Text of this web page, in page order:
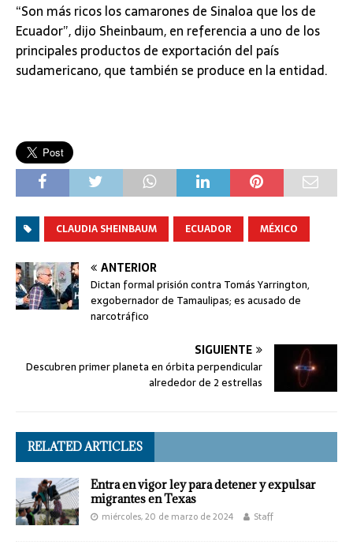
“Son más ricos los camarones de Sinaloa que los de
Ecuador”, dijo Sheinbaum, en referencia a uno de los
principales productos de exportación del país
sudamericano, que también se produce en la entidad.
CLAUDIA SHEINBAUM ECUADOR MÉXICO
ANTERIOR
Dictan formal prisión contra Tomás Yarrington,
exgobernador de Tamaulipas; es acusado de
narcotráfico
SIGUIENTE
Descubren primer planeta en órbita perpendicular
alrededor de 2 estrellas
RELATED ARTICLES
Entra en vigor ley para detener y expulsar
migrantes en Texas
miércoles, 20 de marzo de 2024 Staff